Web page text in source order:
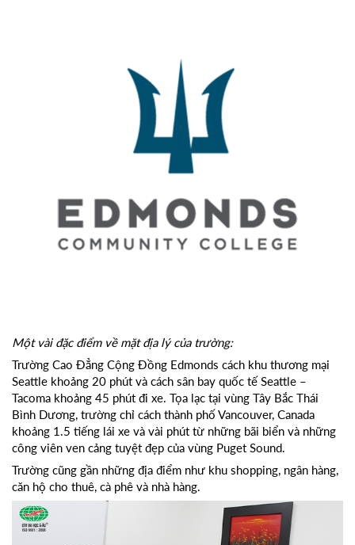
Một vài đặc điểm về mặt địa lý của trường:
Trường Cao Đẳng Cộng Đồng Edmonds cách khu thương mại
Seattle khoảng 20 phút và cách sân bay quốc tế Seattle –
Tacoma khoảng 45 phút đi xe. Tọa lạc tại vùng Tây Bắc Thái
Bình Dương, trường chỉ cách thành phố Vancouver, Canada
khoảng 1.5 tiếng lái xe và vài phút từ những bãi biển và những
công viên ven cảng tuyệt đẹp của vùng Puget Sound.
Trường cũng gần những địa điểm như khu shopping, ngân hàng,
căn hộ cho thuê, cà phê và nhà hàng.